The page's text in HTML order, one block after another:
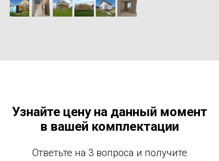
Узнайте цену на данный момент
в вашей комплектации
Ответьте на 3 вопроса и получите